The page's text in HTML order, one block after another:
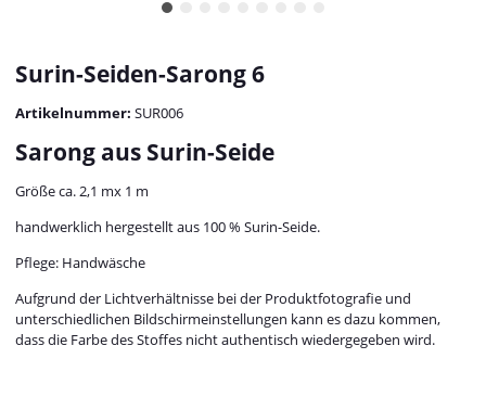
Surin-Seiden-Sarong 6
Artikelnummer: SUR006
Sarong aus Surin-Seide
Größe ca. 2,1 mx 1 m
handwerklich hergestellt aus 100 % Surin-Seide.
Pflege: Handwäsche
Aufgrund der Lichtverhältnisse bei der Produktfotografie und
unterschiedlichen Bildschirmeinstellungen kann es dazu kommen,
dass die Farbe des Stoffes nicht authentisch wiedergegeben wird.